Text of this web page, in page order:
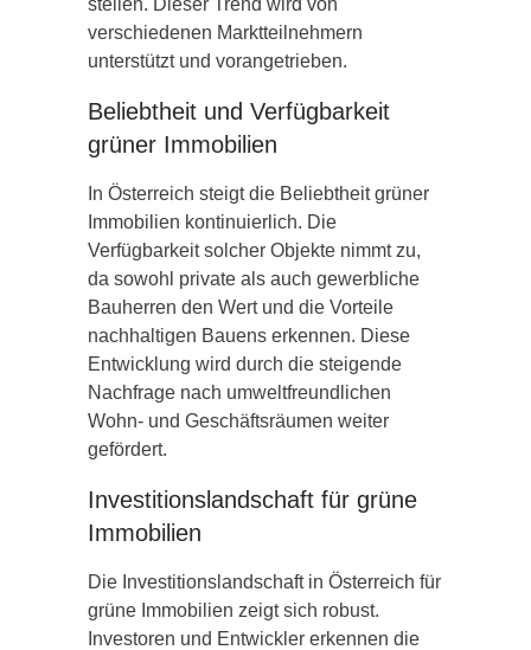
verschiedenen Marktteilnehmern
unterstützt und vorangetrieben.
Beliebtheit und Verfügbarkeit
grüner Immobilien
In Österreich steigt die Beliebtheit grüner
Immobilien kontinuierlich. Die
Verfügbarkeit solcher Objekte nimmt zu,
da sowohl private als auch gewerbliche
Bauherren den Wert und die Vorteile
nachhaltigen Bauens erkennen. Diese
Entwicklung wird durch die steigende
Nachfrage nach umweltfreundlichen
Wohn- und Geschäftsräumen weiter
gefördert.
Investitionslandschaft für grüne
Immobilien
Die Investitionslandschaft in Österreich für
grüne Immobilien zeigt sich robust.
Investoren und Entwickler erkennen die